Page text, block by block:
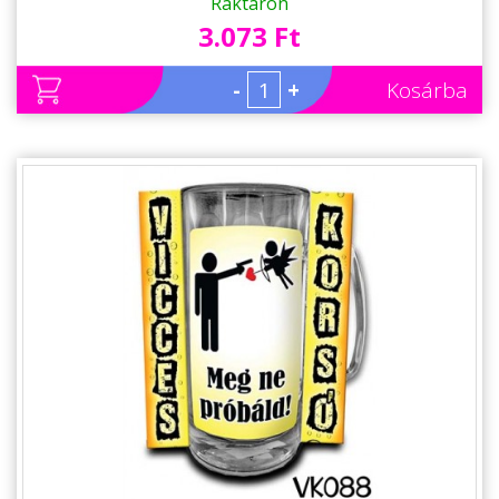
3.073 Ft
- + Kosárba